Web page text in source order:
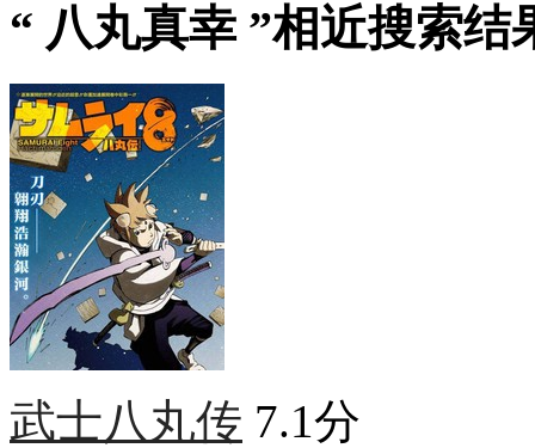
“ 八丸真幸 ”相近搜索结
武士八丸传 7.1分